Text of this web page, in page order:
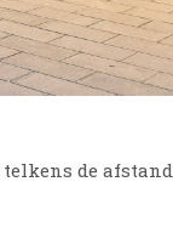
de afstand